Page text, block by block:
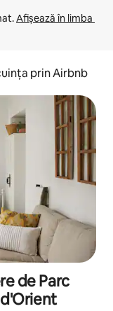
Afișează în limba
prin Airbnb
de Parc